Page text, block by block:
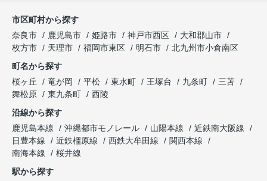
市区町村から探す
奈良市
鹿児島市 姫路市 神戸市西区
大和郡山市
枚方市
天理市 福岡市東区 明石市
北九州市小倉南区
町名から探す
桜ヶ丘
竜が岡 平松 東水町 王塚台 九条町
三苫
舞松原
東九条町
西陵
沿線から探す
鹿児島本線
沖縄都市モノレール 山陽本線
近鉄南大阪線
日豊本線
近鉄橿原線 西鉄大牟田線
関西本線
南海本線
桜井線
駅から探す